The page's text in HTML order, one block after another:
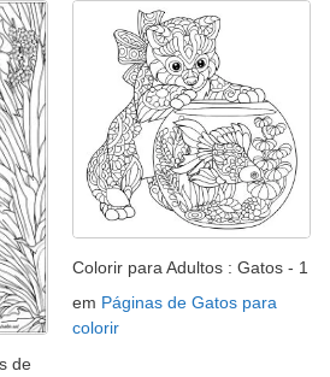
de
Colorir para Adultos : Gatos - 1
em Páginas de Gatos para
colorir